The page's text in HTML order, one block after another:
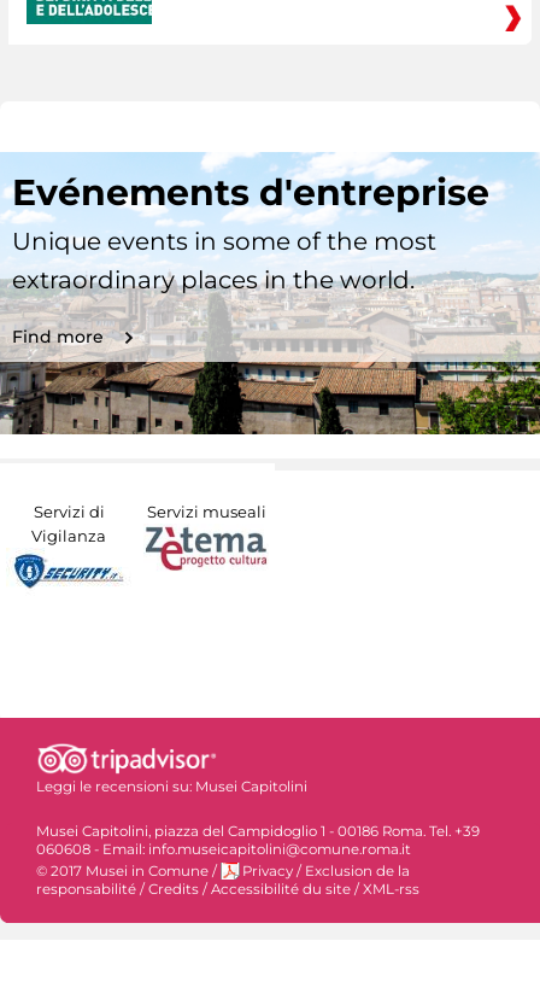
Evénements d'entreprise
Unique events in some of the most
extraordinary places in the world.
Find more
Servizi di
Vigilanza
Servizi museali
Leggi le recensioni su: Musei Capitolini
Musei Capitolini, piazza del Campidoglio 1 - 00186 Roma. Tel. +39
060608 - Email: info.museicapitolini@comune.roma.it
© 2017 Musei in Comune / Privacy / Exclusion de la
responsabilité /Credits /Accessibilité du site /XML-rss